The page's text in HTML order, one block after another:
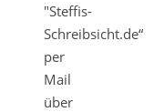
"Steffis-
Schreibsicht.de“
per
Mail
über